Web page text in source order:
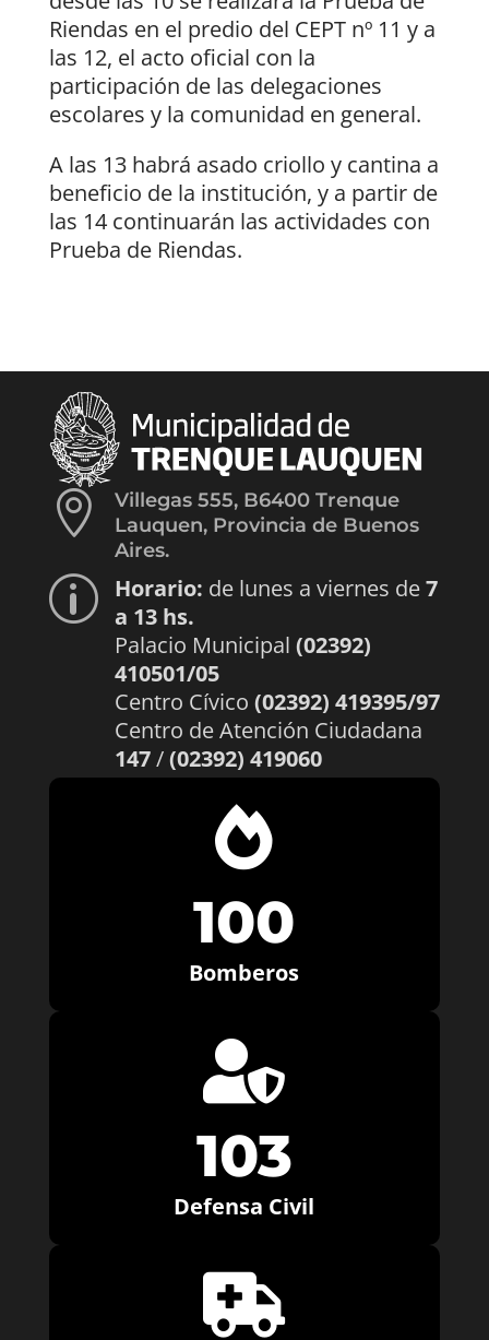
Riendas en el predio del CEPT nº 11 y a
las 12, el acto oficial con la
participación de las delegaciones
escolares y la comunidad en general.
A las 13 habrá asado criollo y cantina a
beneficio de la institución, y a partir de
las 14 continuarán las actividades con
Prueba de Riendas.

Villegas 555, B6400 Trenque
Lauquen, Provincia de Buenos
Aires.
p Horario: de lunes a viernes de7
a 13 hs.
Palacio Municipal (02392)
410501/05
Centro Cívico (02392) 419395/97
Centro de Atención Ciudadana
147/(02392) 419060

100
Bomberos

103
Defensa Civil
